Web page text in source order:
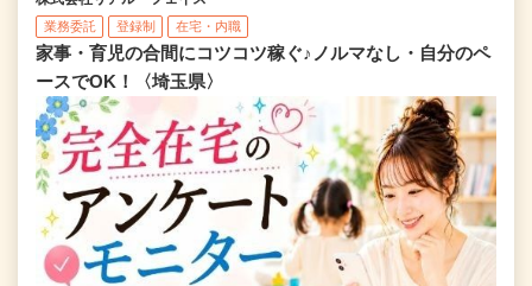
業務委託 登録制 在宅・内職
家事・育児の合間にコツコツ稼ぐ♪ノルマなし・自分のペ
ースでOK！〈埼玉県〉